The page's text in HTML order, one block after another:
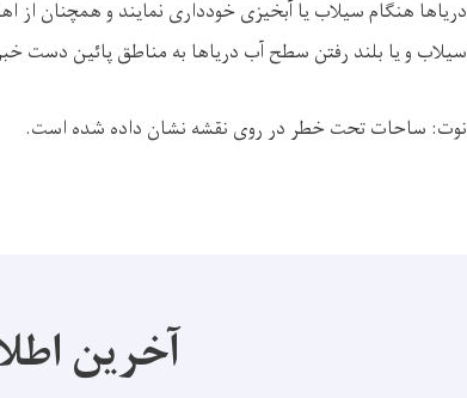
دریاها هنگام سیلاب یا آبخیزی خودداری نمایند و همچنان
سیلاب و یا بلند رفتن سطح آب دریاها به مناطق پائین دست
نوت: ساحات تحت خطر در روی نقشه نشان داده شده است.
آخرین